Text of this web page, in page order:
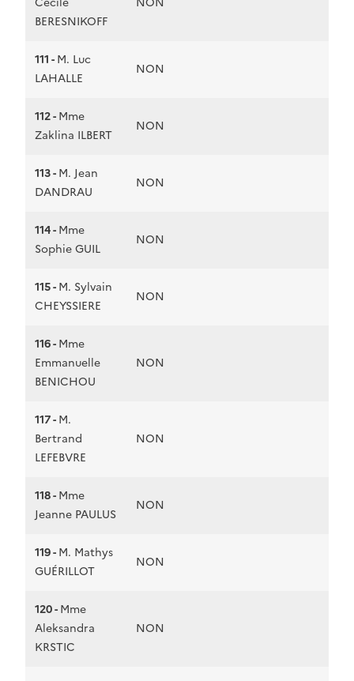
BERESNIKOFF
111 -M. Luc
LAHALLE
NON
112 -Mme
Zaklina ILBERT
NON
113 -M. Jean
DANDRAU
NON
114 -Mme
Sophie GUIL
NON
115 -M. Sylvain
CHEYSSIERE
NON
116 -Mme
Emmanuelle
BENICHOU
NON
117 -M.
Bertrand
LEFEBVRE
NON
118 -Mme
Jeanne PAULUS
NON
119 -M. Mathys
GUÉRILLOT
NON
120 -Mme
Aleksandra
KRSTIC
NON